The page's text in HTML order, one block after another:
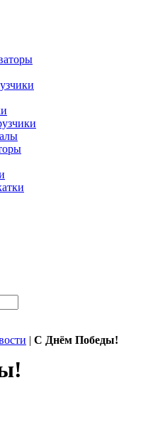
| С Днём Победы!